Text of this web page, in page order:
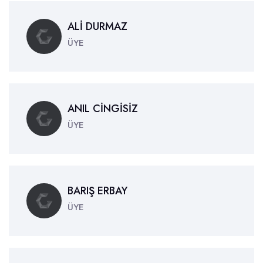
ALİ DURMAZ
ÜYE
ANIL CİNGİSİZ
ÜYE
BARIŞ ERBAY
ÜYE